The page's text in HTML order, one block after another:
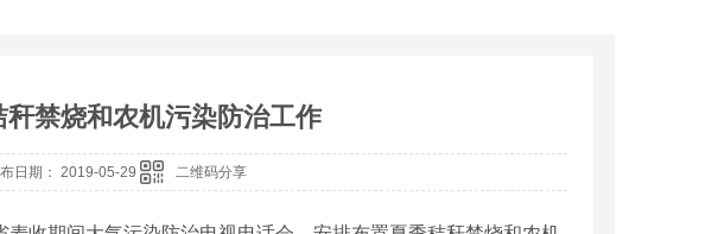
禁烧和农机污染防治工作
日期： 2019-05-29 二维码分享